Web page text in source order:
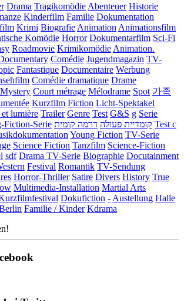
Drama Tragikomödie Abenteuer Historie
Kinderfilm Familie Dokumentation
Krimi Biografie Animation Animationsfilm
Komödie Horror Dokumentarfilm Sci-Fi
Roadmovie Krimikomödie Animation.
Comédie Jugendmagazin TV-
Fantastique Documentaire Werbung
Comédie dramatique Drame
Mystery Court métrage Mélodrame Spot 가족
Kurzfilm Fiction Licht-Spektakel
et lumière Trailer Genre Test G&S g Serie
Fiction-Serie קומדיית פעולה דרמה קומית
Test c
Young Fiction TV-Serie
Science Fiction Tanzfilm Science-Fiction
sdf Drama TV-Serie Biographie Docutainment
Festival Romantik TV-Sendung
Horror-Thriller Satire Divers History True
Multimedia-Installation Martial Arts
Dokufiction - Austellung Halle
Familie / Kinder Kdrama